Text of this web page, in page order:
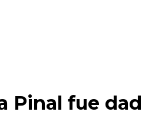
Pinal fue